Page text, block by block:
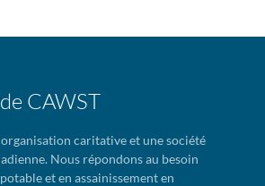
CAWST
organisation caritative et une société
Nous répondons au besoin
et en assainissement en